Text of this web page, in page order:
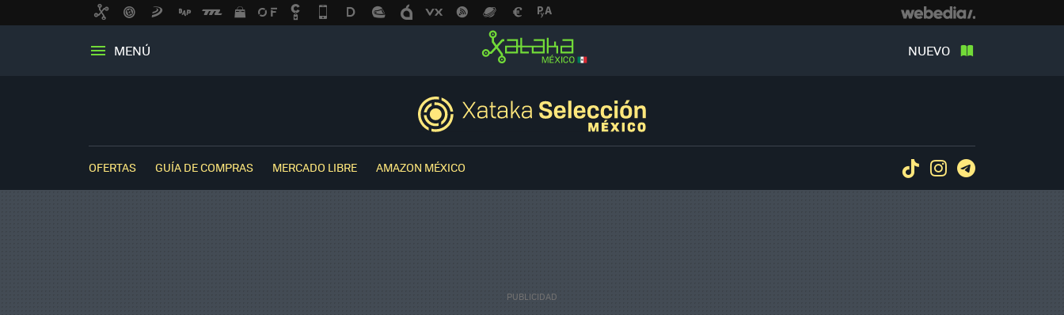
MENÚ NUEVO
OFERTAS GUÍA DE COMPRAS MERCADO LIBRE AMAZON MÉXICO TiktokInstagram